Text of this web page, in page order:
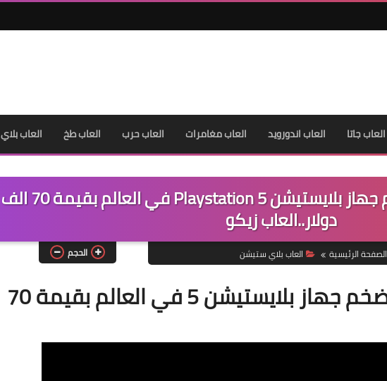
العاب جاتا العاب اندورويد العاب مغامرات العاب حرب العاب طخ العاب
فيديو | يوتيوبر يصنع اضخم جهاز بلايستيشن Playstation 5 في العالم بقيمة 70 الف
دولار..العاب زيكو
الصفحة الرئيسية العاب بلاي ستيشن الحجم
فيديو | يوتيوبر يصنع اضخم جهاز بلايستيشن 5 في العالم بقيمة 70